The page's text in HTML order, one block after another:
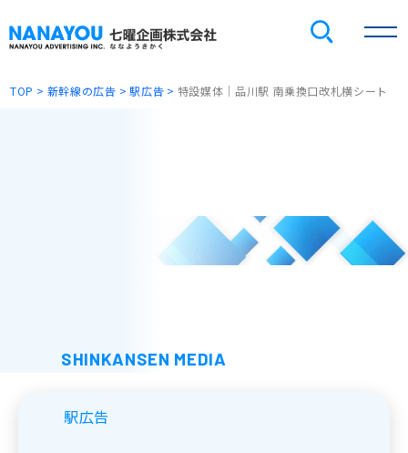
TOP 新幹線の広告 駅広告 特設媒体｜品川駅 南乗換口改札横シート
駅広告